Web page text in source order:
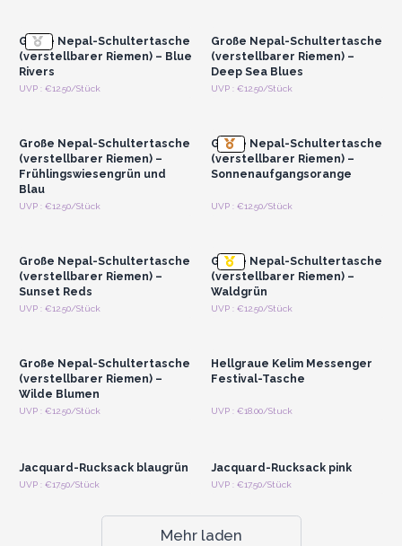
Große Nepal-Schultertasche
(verstellbarer Riemen) – Blue
Rivers
UVP : €12.50/Stück
Große Nepal-Schultertasche
(verstellbarer Riemen) –
Deep Sea Blues
UVP : €12.50/Stück
Anmelden oder
Große Nepal-Schultertasche
(verstellbarer Riemen) –
Frühlingswiesengrün und
Blau
UVP : €12.50/Stück
Anmelden oder
Große Nepal-Schultertasche
(verstellbarer Riemen) –
Sonnenaufgangsorange
UVP : €12.50/Stück
Anmelden oder
Große Nepal-Schultertasche
(verstellbarer Riemen) –
Sunset Reds
UVP : €12.50/Stück
Anmelden oder
Große Nepal-Schultertasche
(verstellbarer Riemen) –
Waldgrün
UVP : €12.50/Stück
Anmelden oder
Große Nepal-Schultertasche
(verstellbarer Riemen) –
Wilde Blumen
UVP : €12.50/Stück
Anmelden oder
Hellgraue Kelim Messenger
Festival-Tasche
UVP : €18.00/Stuck
Anmelden oder
Jacquard-Rucksack blaugrün
UVP : €17.50/Stück
Anmelden oder
Jacquard-Rucksack pink
UVP : €17.50/Stück
Mehr laden